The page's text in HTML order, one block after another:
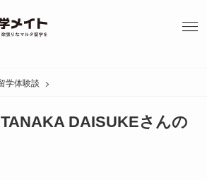
学体験談
TANAKA DAISUKEさんの